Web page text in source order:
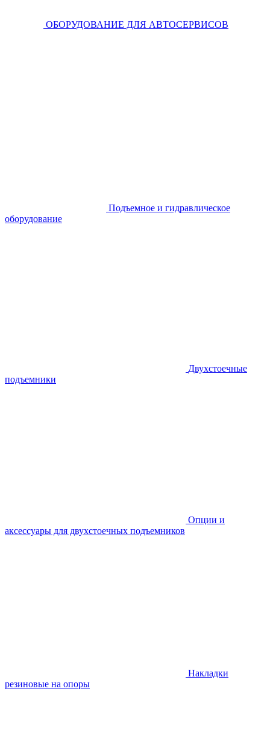
ОБОРУДОВАНИЕ ДЛЯ АВТОСЕРВИСОВ
Подъемное и гидравлическое
оборудование
Двухстоечные
подъемники
Опции и
аксессуары для двухстоечных подъемников
Накладки
резиновые на опоры